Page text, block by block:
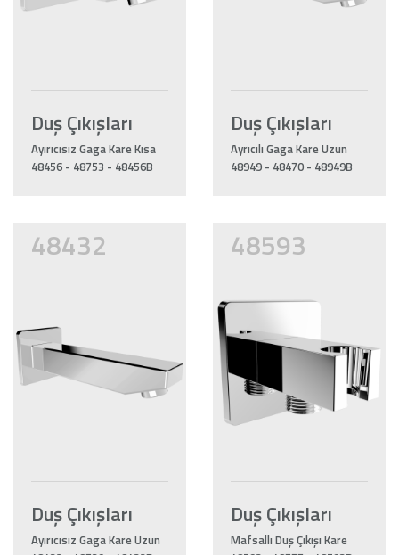
Duş Çıkışları
Ayırıcısız Gaga Kare Kısa
48456 - 48753 - 48456B
Duş Çıkışları
Ayrıcılı Gaga Kare Uzun
48949 - 48470 - 48949B
48432
Duş Çıkışları
Ayırıcısız Gaga Kare Uzun
48593
Duş Çıkışları
Mafsallı Duş Çıkışı Kare